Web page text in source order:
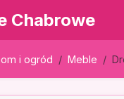
Chabrowe
i ogród Meble